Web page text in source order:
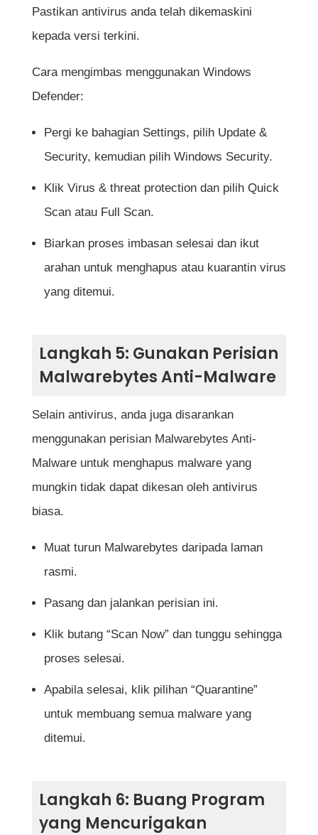
Pastikan antivirus anda telah dikemaskini
kepada versi terkini.
Cara mengimbas menggunakan Windows
Defender:
Pergi ke bahagian Settings, pilih Update &
Security, kemudian pilih Windows Security.
Klik Virus & threat protection dan pilih Quick
Scan atau Full Scan.
Biarkan proses imbasan selesai dan ikut
arahan untuk menghapus atau kuarantin virus
yang ditemui.
Langkah 5: Gunakan Perisian
Malwarebytes Anti-Malware
Selain antivirus, anda juga disarankan
menggunakan perisian Malwarebytes Anti-
Malware untuk menghapus malware yang
mungkin tidak dapat dikesan oleh antivirus
biasa.
Muat turun Malwarebytes daripada laman
rasmi.
Pasang dan jalankan perisian ini.
Klik butang “Scan Now” dan tunggu sehingga
proses selesai.
Apabila selesai, klik pilihan “Quarantine”
untuk membuang semua malware yang
ditemui.
Langkah 6: Buang Program
yang Mencurigakan